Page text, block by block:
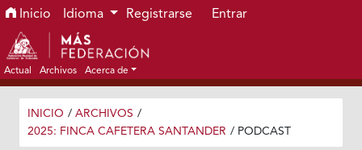
Ir al menú de navegación principal
Ir al contenido principal
Ir al pie de página del sitio
Inicio Idioma Registrarse Entrar
Actual Archivos Acerca de
INICIO / ARCHIVOS /
2025: FINCA CAFETERA SANTANDER / PODCAST